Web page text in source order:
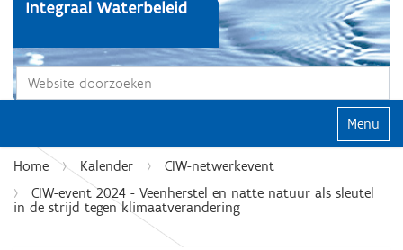
Zoek
Klap
Home Kalender
CIW-netwerkevent
CIW-event 2024 - Veenherstel en natte natuur als sleutel
in de strijd tegen klimaatverandering